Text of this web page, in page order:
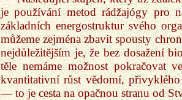
je používání metod rádžajógy pro
základních energostruktur svého
můžeme zejména zbavit spousty
nejdůležitějším je, že bez dosažení
těle nemáme možnost pokračovat
kvantitativní růst vědomí,
— to je cesta na opačnou stranu od